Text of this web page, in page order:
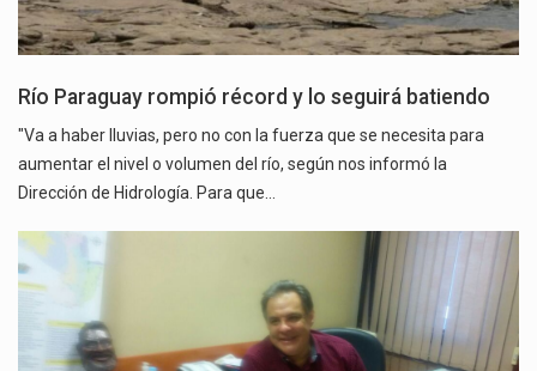
Río Paraguay rompió récord y lo seguirá batiendo
"Va a haber lluvias, pero no con la fuerza que se necesita para
aumentar el nivel o volumen del río, según nos informó la
Dirección de Hidrología. Para que…